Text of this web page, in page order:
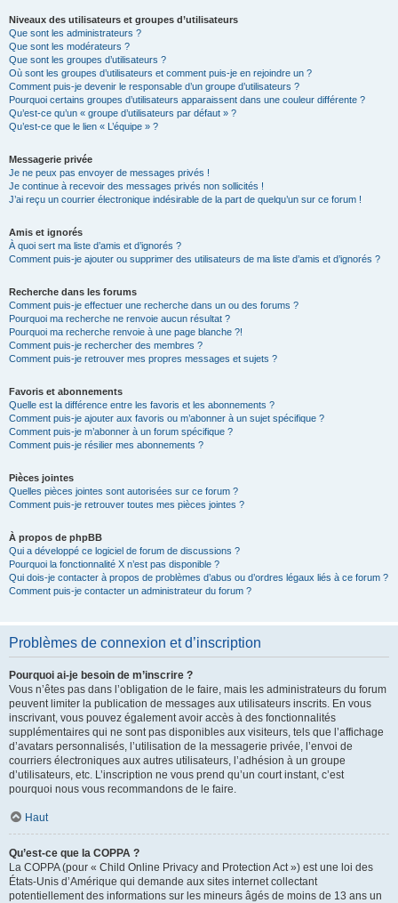
Niveaux des utilisateurs et groupes d’utilisateurs
Que sont les administrateurs ?
Que sont les modérateurs ?
Que sont les groupes d’utilisateurs ?
Où sont les groupes d’utilisateurs et comment puis-je en rejoindre un ?
Comment puis-je devenir le responsable d’un groupe d’utilisateurs ?
Pourquoi certains groupes d’utilisateurs apparaissent dans une couleur différente ?
Qu’est-ce qu’un « groupe d’utilisateurs par défaut » ?
Qu’est-ce que le lien « L’équipe » ?
Messagerie privée
Je ne peux pas envoyer de messages privés !
Je continue à recevoir des messages privés non sollicités !
J’ai reçu un courrier électronique indésirable de la part de quelqu’un sur ce forum !
Amis et ignorés
À quoi sert ma liste d’amis et d’ignorés ?
Comment puis-je ajouter ou supprimer des utilisateurs de ma liste d’amis et d’ignorés ?
Recherche dans les forums
Comment puis-je effectuer une recherche dans un ou des forums ?
Pourquoi ma recherche ne renvoie aucun résultat ?
Pourquoi ma recherche renvoie à une page blanche ?!
Comment puis-je rechercher des membres ?
Comment puis-je retrouver mes propres messages et sujets ?
Favoris et abonnements
Quelle est la différence entre les favoris et les abonnements ?
Comment puis-je ajouter aux favoris ou m’abonner à un sujet spécifique ?
Comment puis-je m’abonner à un forum spécifique ?
Comment puis-je résilier mes abonnements ?
Pièces jointes
Quelles pièces jointes sont autorisées sur ce forum ?
Comment puis-je retrouver toutes mes pièces jointes ?
À propos de phpBB
Qui a développé ce logiciel de forum de discussions ?
Pourquoi la fonctionnalité X n’est pas disponible ?
Qui dois-je contacter à propos de problèmes d’abus ou d’ordres légaux liés à ce forum ?
Comment puis-je contacter un administrateur du forum ?
Problèmes de connexion et d’inscription
Pourquoi ai-je besoin de m’inscrire ?
Vous n’êtes pas dans l’obligation de le faire, mais les administrateurs du forum
peuvent limiter la publication de messages aux utilisateurs inscrits. En vous
inscrivant, vous pouvez également avoir accès à des fonctionnalités
supplémentaires qui ne sont pas disponibles aux visiteurs, tels que l’affichage
d’avatars personnalisés, l’utilisation de la messagerie privée, l’envoi de
courriers électroniques aux autres utilisateurs, l’adhésion à un groupe
d’utilisateurs, etc. L’inscription ne vous prend qu’un court instant, c’est
pourquoi nous vous recommandons de le faire.
Haut
Qu’est-ce que la COPPA ?
La COPPA (pour « Child Online Privacy and Protection Act ») est une loi des
États-Unis d’Amérique qui demande aux sites internet collectant
potentiellement des informations sur les mineurs âgés de moins de 13 ans un